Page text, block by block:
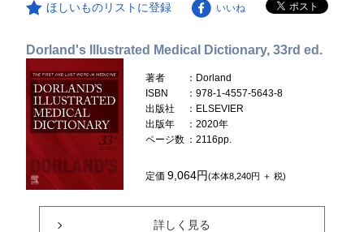
ほしいものリストに登録 いいね
Dorland's Illustrated Medical Dictionary, 33rd ed.
著者
：Dorland
ISBN
：978-1-4557-5643-8
出版社
：ELSEVIER
出版年
：2020年
ページ数 ：2116pp.
定価9,064円(本体8,240円 ＋ 税)
詳しく見る